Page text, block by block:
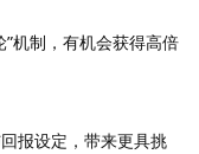
机制，有机会获得高倍
报设定，带来更具挑